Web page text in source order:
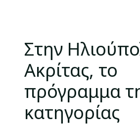
Στην
Ακρίτας, το
πρόγραμμα
κατηγορίας